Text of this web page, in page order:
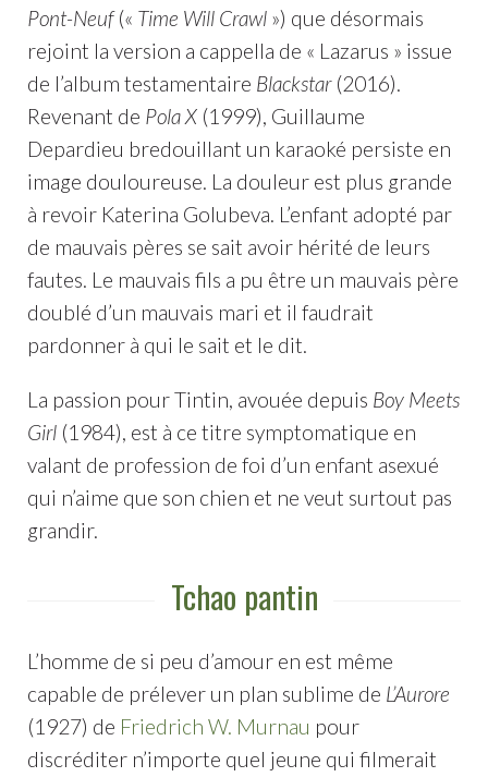
Pont-Neuf(« Time Will Crawl») que désormais
rejoint la version a cappella de « Lazarus » issue
de l’album testamentaire Blackstar(2016).
Revenant de Pola X(1999), Guillaume
Depardieu bredouillant un karaoké persiste en
image douloureuse. La douleur est plus grande
à revoir Katerina Golubeva. L’enfant adopté par
de mauvais pères se sait avoir hérité de leurs
fautes. Le mauvais fils a pu être un mauvais père
doublé d’un mauvais mari et il faudrait
pardonner à qui le sait et le dit.
La passion pour Tintin, avouée depuis Boy Meets
Girl(1984), est à ce titre symptomatique en
valant de profession de foi d’un enfant asexué
qui n’aime que son chien et ne veut surtout pas
grandir.
Tchao pantin
L’homme de si peu d’amour en est même
capable de prélever un plan sublime de L’Aurore
(1927) de Friedrich W. Murnau pour
discréditer n’importe quel jeune qui filmerait